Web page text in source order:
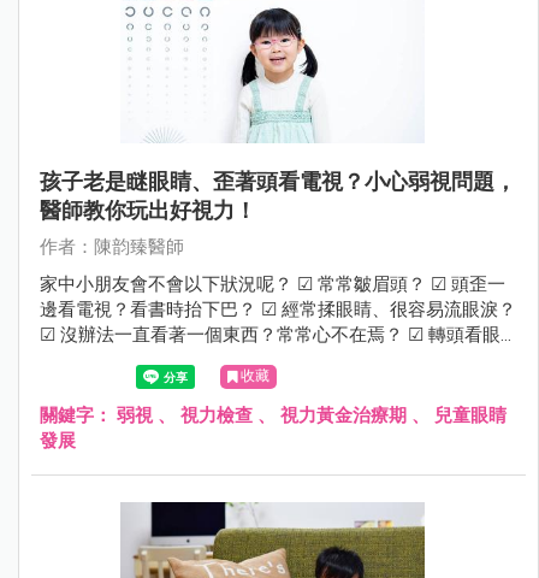
孩子老是瞇眼睛、歪著頭看電視？小心弱視問題，
醫師教你玩出好視力！
作者：陳韵臻醫師
家中小朋友會不會以下狀況呢？ ☑ 常常皺眉頭？ ☑ 頭歪一
邊看電視？看書時抬下巴？ ☑ 經常揉眼睛、很容易流眼淚？
☑ 沒辦法一直看著一個東西？常常心不在焉？ ☑ 轉頭看眼
前的東西？ 若有這些狀況建議進一步檢查，需留意是否有弱
視的可能性。
收藏
關鍵字： 弱視 、 視力檢查 、 視力黃金治療期 、
兒童眼睛
發展